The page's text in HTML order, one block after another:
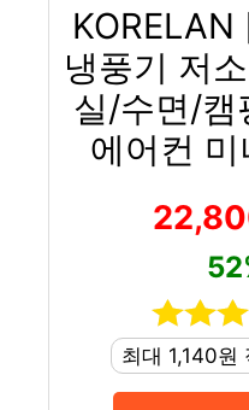
냉풍기 저
실/수면/캠
에어컨 미
최대 1,140원